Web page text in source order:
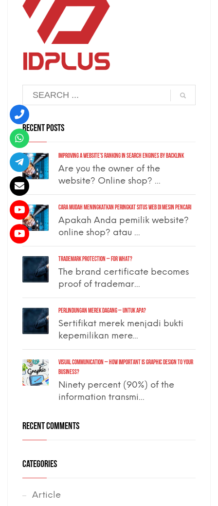
RECENT POSTS
Improving a Website’s Ranking in Search Engines by Backlink
Are you the owner of the
website? Online shop? ...
Cara Mudah Meningkatkan Peringkat Situs Web di Mesin Pencari
Apakah Anda pemilik website?
online shop? atau ...
TRADEMARK PROTECTION – for what?
The brand certificate becomes
proof of trademar...
PERLINDUNGAN MEREK DAGANG – untuk apa?
Sertifikat merek menjadi bukti
kepemilikan mere...
VISUAL COMMUNICATION – how important is graphic design to your
business?
Ninety percent (90%) of the
information transmi...
RECENT COMMENTS
CATEGORIES
Article